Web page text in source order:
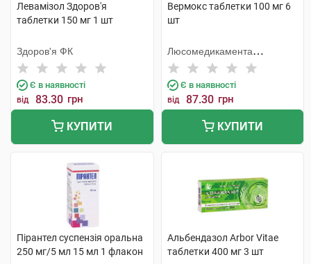
Левамізол Здоров'я
таблетки 150 мг 1 шт
Здоров'я ФК
Є в наявності
від 83.30 грн
КУПИТИ
Вермокс таблетки 100 мг 6
шт
Люсомедикамента
Сосьєдаде Текніка
Фармацеутика
Є в наявності
від 87.30 грн
КУПИТИ
Пірантел суспензія оральна
250 мг/5 мл 15 мл 1 флакон
Альбендазол Arbor Vitae
таблетки 400 мг 3 шт